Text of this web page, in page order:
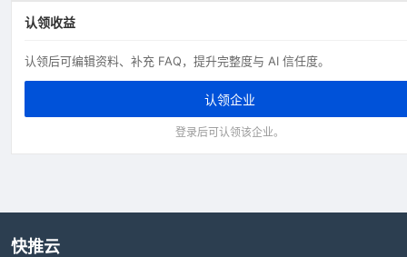
认领收益
认领后可编辑资料、补充 FAQ，提升完整度与 AI 信任度。
认领企业
登录后可认领该企业。
快推云